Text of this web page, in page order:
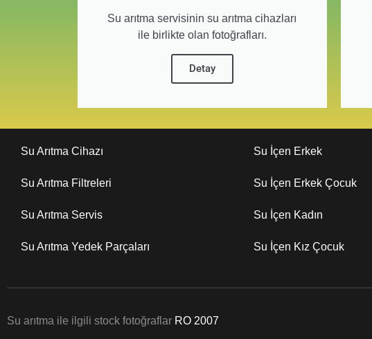
Su arıtma servisinin su arıtma cihazları
ile birlikte olan fotoğrafları.
Detay
Su Arıtma Cihazı
Su Arıtma Filtreleri
Su Arıtma Servis
Su Arıtma Yedek Parçaları
Su İçen Erkek
Su İçen Erkek Çocuk
Su İçen Kadın
Su İçen Kız Çocuk
Su arıtma ile ilgili stock fotoğraflar RO 2007